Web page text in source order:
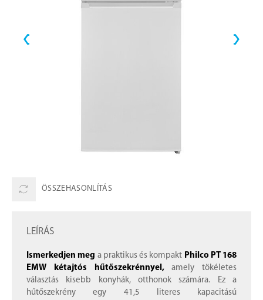
ÖSSZEHASONLÍTÁS
LEÍRÁS
Ismerkedjen meg a praktikus és kompakt Philco PT 168
EMW kétajtós hűtőszekrénnyel,amely tökéletes
választás kisebb konyhák, otthonok számára. Ez a
hűtőszekrény egy 41,5 literes kapacitású